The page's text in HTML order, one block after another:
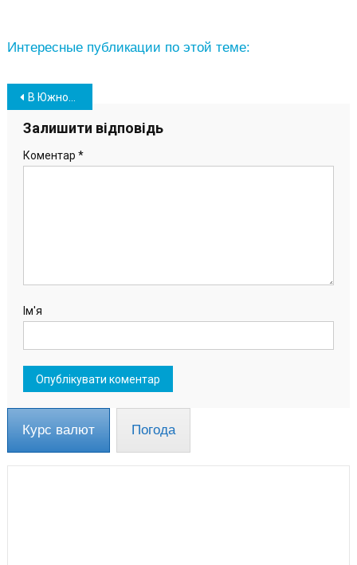
Интересные публикации по этой теме:
Навігація
записів
В Южном отметили День местного самоуправления (видео, фото)
Залишити відповідь
Коментар *
Ім'я
Курс валют Погода